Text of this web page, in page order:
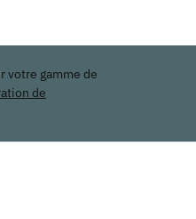
votre gamme de
de